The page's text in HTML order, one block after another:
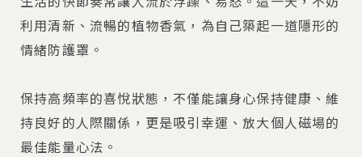
利用清新、流暢的植物香氣，為自己築起一道隱形的
情緒防護罩。
保持高頻率的喜悅狀態，不僅能讓身心保持健康、維
持良好的人際關係，更是吸引幸運、放大個人磁場的
最佳能量心法。